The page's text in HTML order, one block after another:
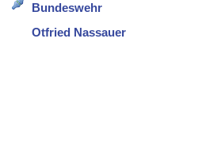
Bundeswehr
Otfried Nassauer